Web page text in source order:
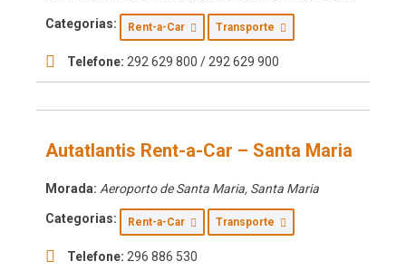
Categorias: Rent-a-Car Transporte
Telefone: 292 629 800 / 292 629 900
Autatlantis Rent-a-Car – Santa Maria
Morada: Aeroporto de Santa Maria, Santa Maria
Categorias: Rent-a-Car Transporte
Telefone: 296 886 530